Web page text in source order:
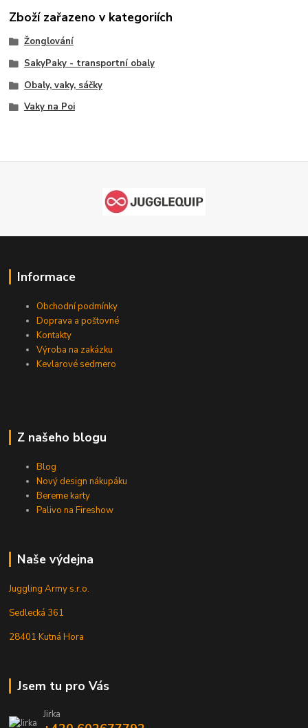
Zboží zařazeno v kategoriích
Žonglování
SakyPaky - transportní obaly
Obaly, vaky, sáčky
Vaky na Poi
Informace
Obchodní podmínky
Doprava a poštovné
Kontakty
Výroba na zakázku
Kevlarové sedmero
Z našeho blogu
Blog
Nový design nákupáku
Bereme karty
Palivo na Fireshow
Naše výdejna
Juggling Army s.r.o.
Sedlecká 361
28401 Kutná Hora
Jsem tu pro Vás
Jirka